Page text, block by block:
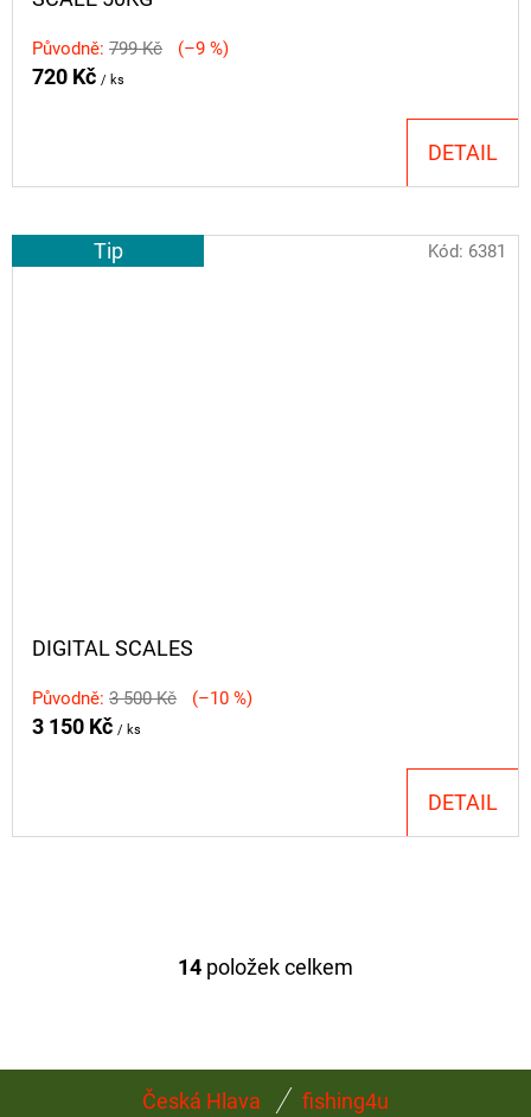
Původně: 799 Kč (–9 %)
720 Kč / ks
DETAIL
Tip
DIGITAL SCALES
Původně: 3 500 Kč (–10 %)
3 150 Kč / ks
DETAIL
Kód: 6381
O
Á
D
14 položek celkem
Česká Hlava fishing4u